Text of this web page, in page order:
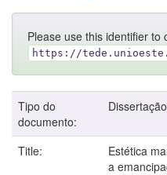
Please use this identifier to
https://
Tipo do
documento:
Dissertação
Title:
Estética
a